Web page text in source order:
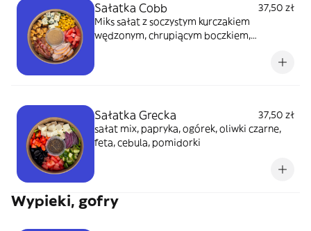
Sałatka Cobb
37,50 zł
Miks sałat z soczystym kurczakiem
wędzonym, chrupiącym boczkiem,
kremowy ser pleśniowy i złociste grzanki.
Sałatka Grecka
37,50 zł
sałat mix, papryka, ogórek, oliwki czarne,
feta, cebula, pomidorki
Wypieki, gofry